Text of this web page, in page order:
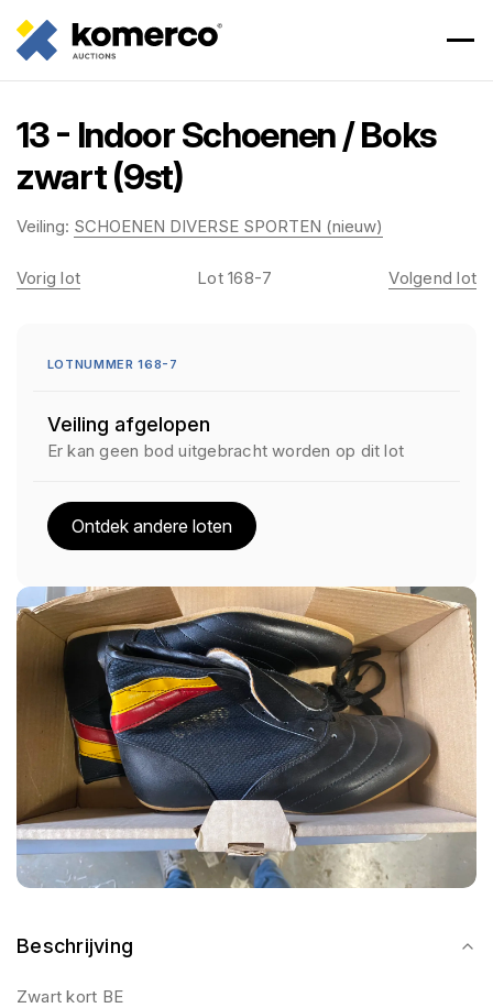
13 - Indoor Schoenen / Boks
zwart (9st)
Veiling: SCHOENEN DIVERSE SPORTEN (nieuw)
Beschrijving
Zwart kort BE
Vorig lot Lot 168-7 Volgend lot
LOTNUMMER 168-7
Veiling afgelopen
Er kan geen bod uitgebracht worden op dit lot
Ontdek andere loten